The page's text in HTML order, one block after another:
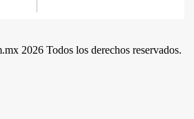
2026 Todos los derechos reservados.